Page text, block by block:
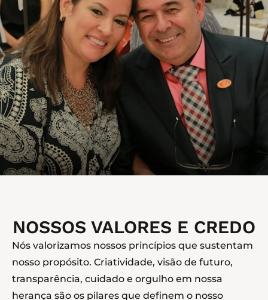
NOSSOS VALORES E CREDO
Nós valorizamos nossos princípios que sustentam
nosso propósito. Criatividade, visão de futuro,
transparência, cuidado e orgulho em nossa
herança são os pilares que definem o nosso